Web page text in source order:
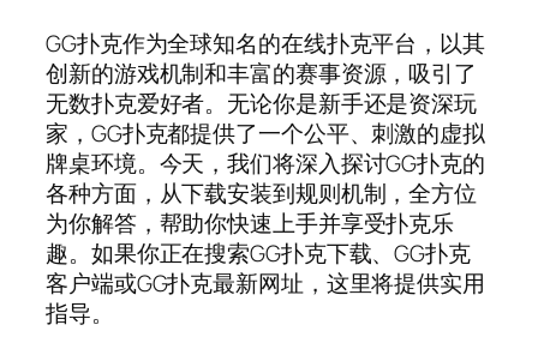
GG扑克作为全球知名的在线扑克平台，以其
创新的游戏机制和丰富的赛事资源，吸引了
无数扑克爱好者。无论你是新手还是资深玩
家，GG扑克都提供了一个公平、刺激的虚拟
牌桌环境。今天，我们将深入探讨GG扑克的
各种方面，从下载安装到规则机制，全方位
为你解答，帮助你快速上手并享受扑克乐
趣。如果你正在搜索GG扑克下载、GG扑克
客户端或GG扑克最新网址，这里将提供实用
指导。